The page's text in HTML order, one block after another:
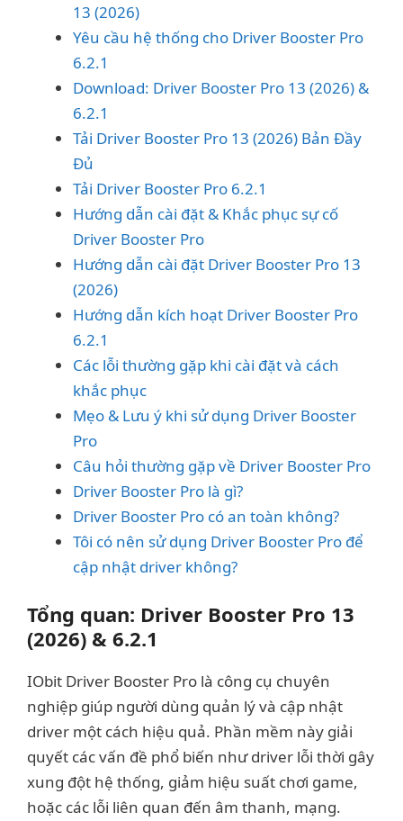
13 (2026)
Yêu cầu hệ thống cho Driver Booster Pro
6.2.1
Download: Driver Booster Pro 13 (2026) &
6.2.1
Tải Driver Booster Pro 13 (2026) Bản Đầy
Đủ
Tải Driver Booster Pro 6.2.1
Hướng dẫn cài đặt & Khắc phục sự cố
Driver Booster Pro
Hướng dẫn cài đặt Driver Booster Pro 13
(2026)
Hướng dẫn kích hoạt Driver Booster Pro
6.2.1
Các lỗi thường gặp khi cài đặt và cách
khắc phục
Mẹo & Lưu ý khi sử dụng Driver Booster
Pro
Câu hỏi thường gặp về Driver Booster Pro
Driver Booster Pro là gì?
Driver Booster Pro có an toàn không?
Tôi có nên sử dụng Driver Booster Pro để
cập nhật driver không?
Tổng quan: Driver Booster Pro 13
(2026) & 6.2.1
IObit Driver Booster Pro là công cụ chuyên
nghiệp giúp người dùng quản lý và cập nhật
driver một cách hiệu quả. Phần mềm này giải
quyết các vấn đề phổ biến như driver lỗi thời gây
xung đột hệ thống, giảm hiệu suất chơi game,
hoặc các lỗi liên quan đến âm thanh, mạng.